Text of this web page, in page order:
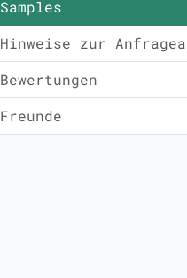
Samples
Hinweise zur
Bewertungen
Freunde